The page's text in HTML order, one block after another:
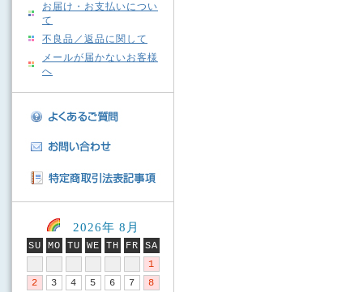
お届け・お支払いについ
て
不良品／返品に関して
メールが届かないお客様
へ
2026年 8月
SU MO TU WE TH FR
SA
1
2
3 4 5 6 7
8